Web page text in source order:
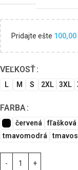
Pridajte ešte 100,00
VEĽKOSŤ
L M S 2XL 3XL
FARBA
červená fľašková
tmavomodrá